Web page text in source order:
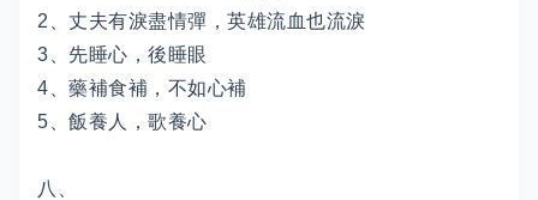
2、丈夫有淚盡情彈，英雄流血也流淚
3、先睡心，後睡眼
4、藥補食補，不如心補
5、飯養人，歌養心
八、